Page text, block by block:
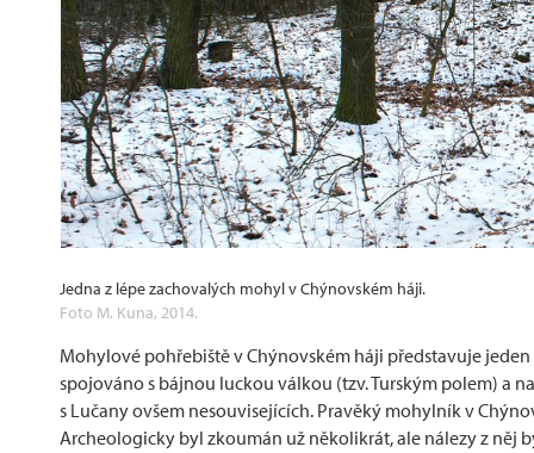
Jedna z lépe zachovalých mohyl v Chýnovském háji.
Foto M. Kuna, 2014.
Mohylové pohřebiště v Chýnovském háji představuje
spojováno s bájnou luckou válkou (tzv. Turským polem) a
s Lučany ovšem nesouvisejících. Pravěký mohylník v
Archeologicky byl zkoumán už několikrát, ale nálezy z něj